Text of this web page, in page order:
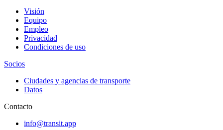
Visión
Equipo
Empleo
Privacidad
Condiciones de uso
Socios
Ciudades y agencias de transporte
Datos
Contacto
info@transit.app